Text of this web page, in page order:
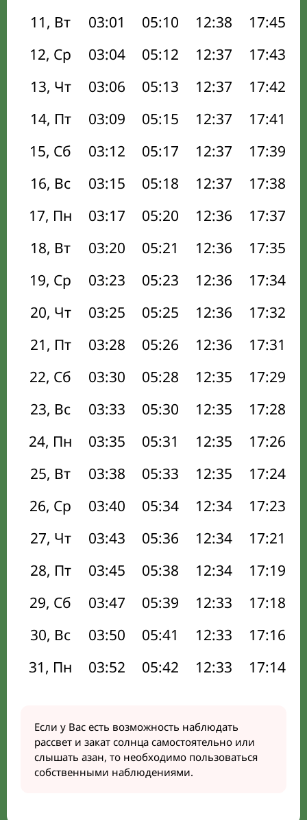
11, Вт
03:01 05:10 12:38 17:45
12, Ср
03:04 05:12 12:37 17:43
13, Чт
03:06 05:13 12:37 17:42
14, Пт
03:09 05:15 12:37 17:41
15, Сб
03:12 05:17 12:37 17:39
16, Вс
03:15 05:18 12:37 17:38
17, Пн
03:17 05:20 12:36 17:37
18, Вт
03:20 05:21 12:36 17:35
19, Ср
03:23 05:23 12:36 17:34
20, Чт
03:25 05:25 12:36 17:32
21, Пт
03:28 05:26 12:36 17:31
22, Сб
03:30 05:28 12:35 17:29
23, Вс
03:33 05:30 12:35 17:28
24, Пн
03:35 05:31 12:35 17:26
25, Вт
03:38 05:33 12:35 17:24
26, Ср
03:40 05:34 12:34 17:23
27, Чт
03:43 05:36 12:34 17:21
28, Пт
03:45 05:38 12:34 17:19
29, Сб
03:47 05:39 12:33 17:18
30, Вс
03:50 05:41 12:33 17:16
31, Пн
03:52 05:42 12:33 17:14
Если у Вас есть возможность наблюдать
рассвет и закат солнца самостоятельно или
слышать азан, то необходимо пользоваться
собственными наблюдениями.